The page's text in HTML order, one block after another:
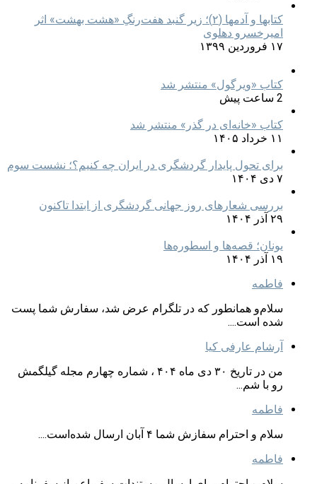
کتابها و آدمها (۲)؛ زیر گنبد هفت‌رنگِ «هشت بهشت» اثر
امیرخسرو دهلوی
۱۷ فروردین ۱۳۹۹
کتاب «ویرگول» منتشر شد
2 ساعت پیش
کتاب «خانه‌ای در گذر» منتشر شد
۱۱ خرداد ۱۴۰۵
برای تحول پایدار گردشگری در ایران چه کنیم؟؛ نشست سوم
۷ دی ۱۴۰۴
بررسی شعارهای روز جهانی گردشگری از ابتدا تاکنون
۲۹ آذر ۱۴۰۴
یونان؛ قصه‌ها و اسطوره‌ها
۱۹ آذر ۱۴۰۴
فاطمه
سلام‌و همانطور که در تلگرام عرض شد، سفارش شما پست
شده است....
آرشام عارفی کیا
من در تاریخ ۳۰ دی ماه ۴۰۴ ، شماره چهارم مجله گیلگمش
رو با شم...
فاطمه
سلام و احترام سفازش شما ۴ آبان ارسال شده‌است....
فاطمه